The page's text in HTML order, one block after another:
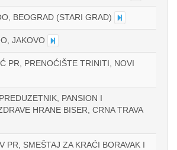
BEOGRAD (STARI GRAD)
JAKOVO
PR, PRENOĆIŠTE TRINITI, NOVI
PANSION I
HRANE BISER, CRNA TRAVA
PR, SMEŠTAJ ZA KRAĆI BORAVAK I